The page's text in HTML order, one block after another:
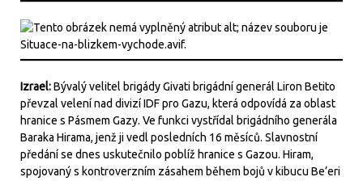
Izrael:Bývalý velitel brigády Givati brigádní generál Liron Betito
převzal velení nad divizí IDF pro Gazu, která odpovídá za oblast
hranice s Pásmem Gazy. Ve funkci vystřídal brigádního generála
Baraka Hirama, jenž ji vedl posledních 16 měsíců. Slavnostní
předání se dnes uskutečnilo poblíž hranice s Gazou. Hiram,
spojovaný s kontroverzním zásahem během bojů v kibucu Be’eri